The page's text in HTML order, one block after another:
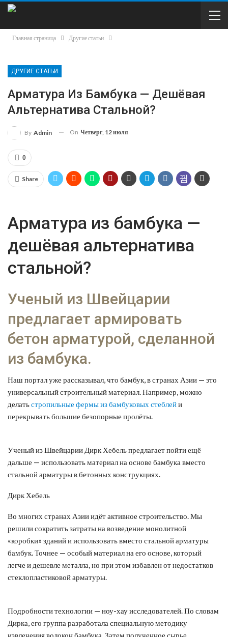
Главная страница Другие статьи
ДРУГИЕ СТАТЬИ
Арматура Из Бамбука — Дешёвая
Альтернатива Стальной?
By Admin On Четверг, 12 июля
0
Share
Арматура из бамбука —
дешёвая альтернатива
стальной?
Ученый из Швейцарии
предлагает армировать
бетон арматурой, сделанной
из бамбука.
Наш портал уже рассказывал, что бамбук, в странах Азии — это
универсальный строительный материал. Например, можно
делатьстропильные фермы из бамбуковых стеблейи
перекрывать большие безопорные пролёты.
Ученый из Швейцарии Дирк Хебель предлагает пойти ещё
дальше — использовать материал на основе бамбука вместо
стальной арматуры в бетонных конструкциях.
Дирк Хебель
Во многих странах Азии идёт активное строительство. Мы
решили сократить затраты на возведение монолитной
«коробки» зданий и использовать вместо стальной арматуры
бамбук. Точнее — особый материал на его основе, который
легче и дешевле металла, но при этом избавлен от недостатков
стеклопластиковой арматуры.
Подробности технологии — ноу-хау исследователей. По словам
Дирка, его группа разработала специальную методику
извлечения волокон бамбука. Затем полученное сырье